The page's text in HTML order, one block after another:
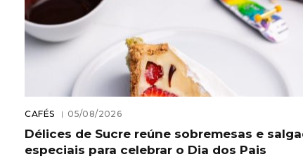
CAFÉS 05/08/2026
Délices de Sucre reúne sobremesas e
especiais para celebrar o Dia dos Pais